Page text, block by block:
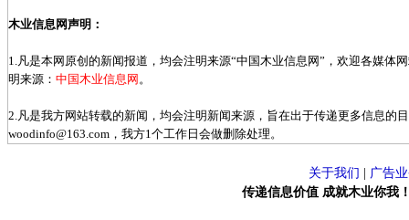
木业信息网声明：
1.凡是本网原创的新闻报道，均会注明来源“中国木业信息网”，欢迎各媒体
明来源： 中国木业信息网 。
2.凡是我方网站转载的新闻，均会注明新闻来源，旨在出于传递更多信息的
woodinfo@163.com，我方1个工作日会做删除处理。
关于我们
广告
传递信息价值 成就木业你我